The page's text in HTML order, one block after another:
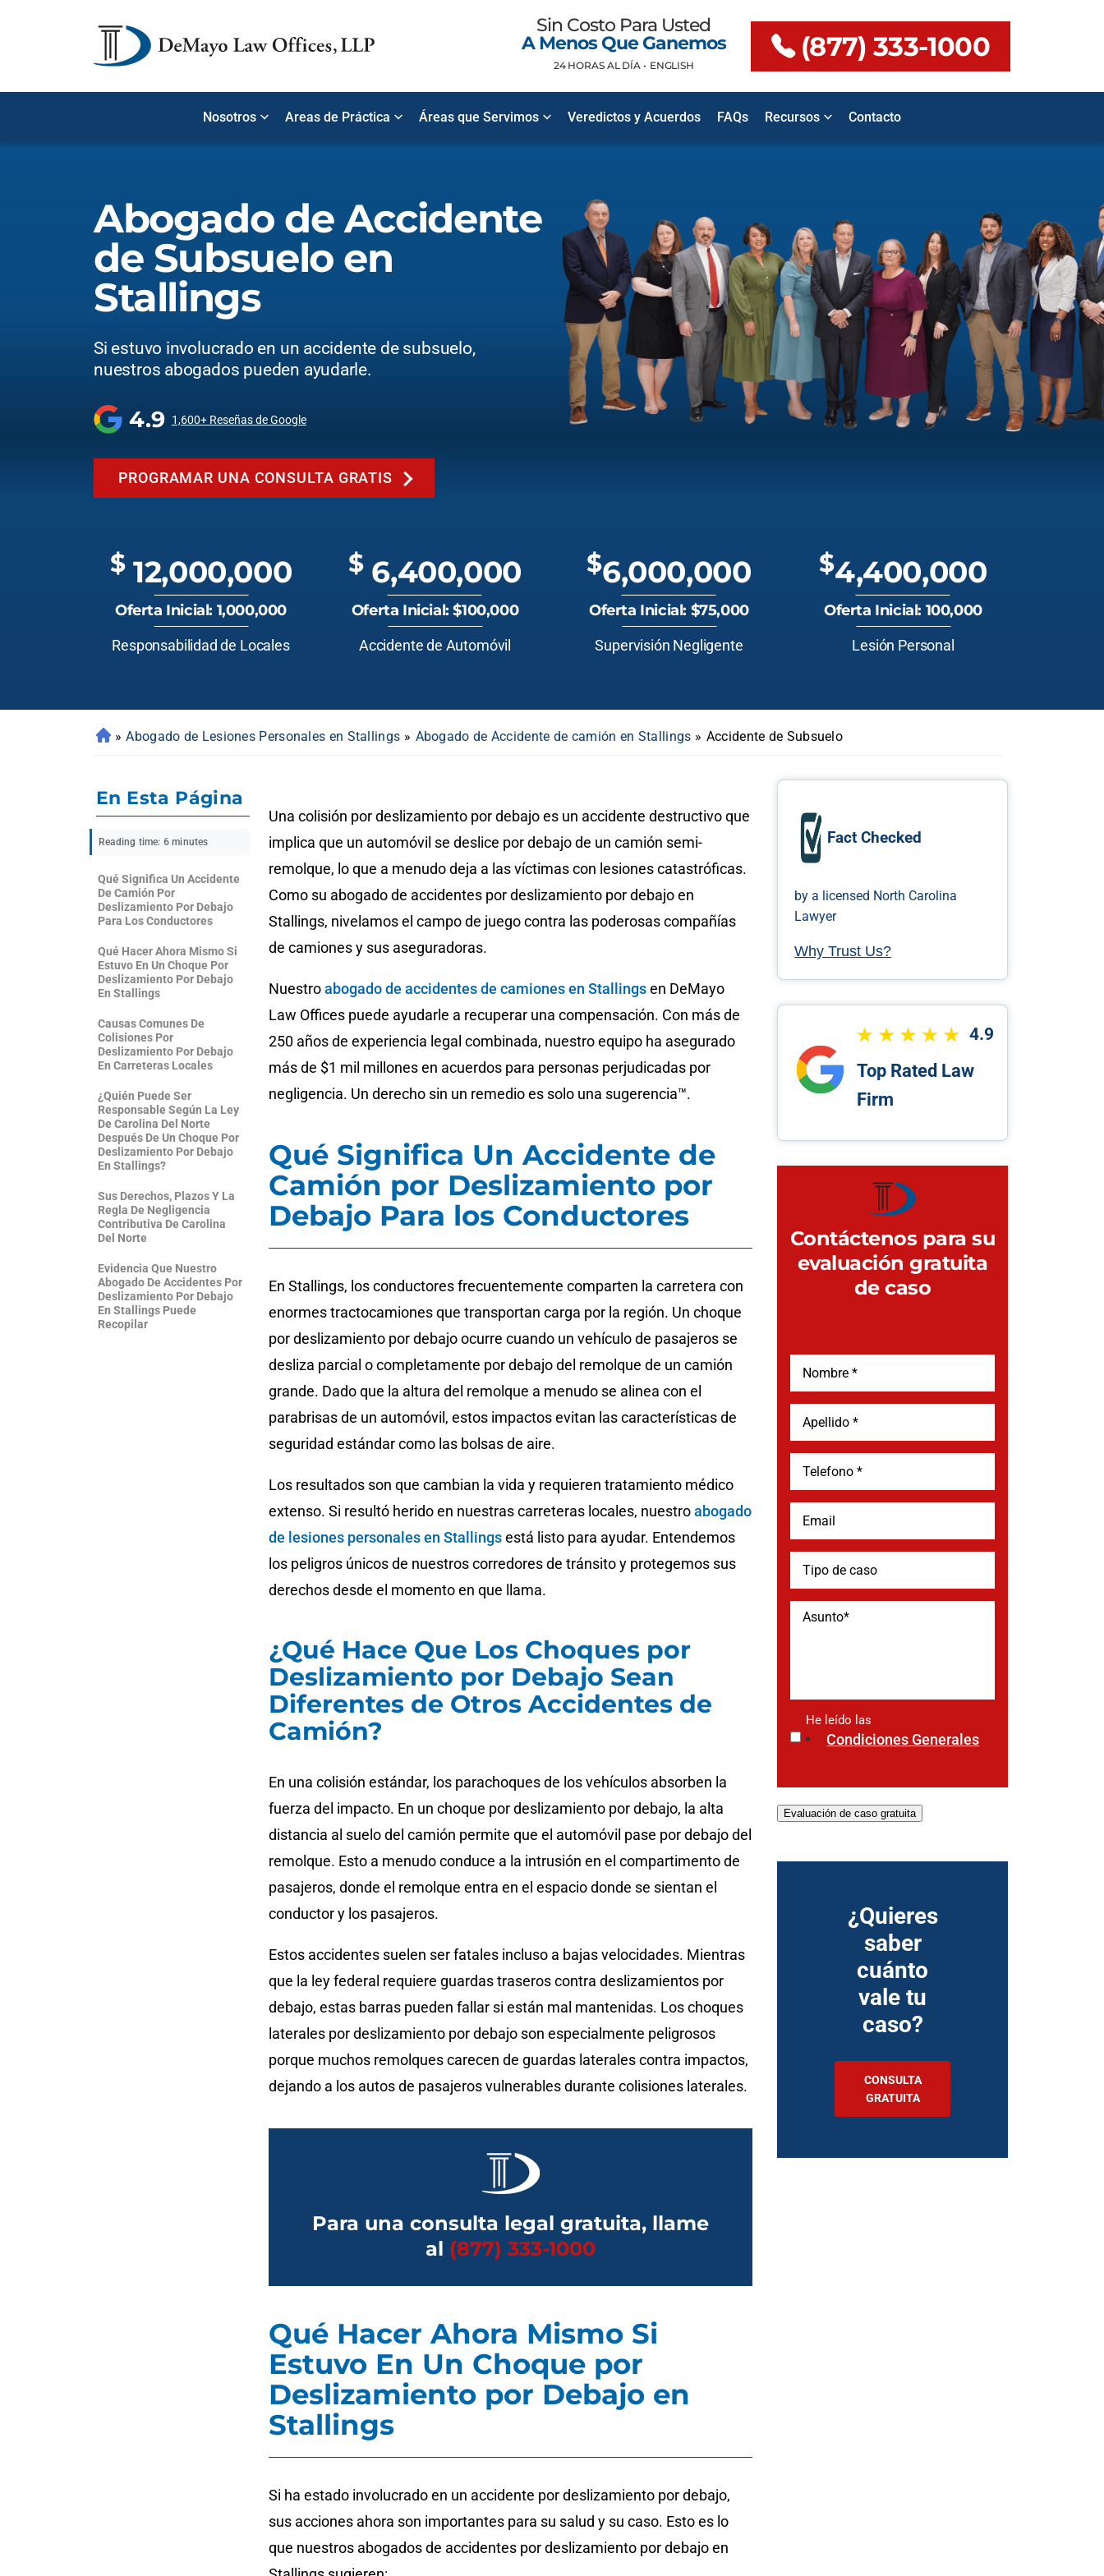
Sin Costo Para Usted
A Menos Que Ganemos
24 HORAS AL DÍA • ENGLISH
(877) 333-1000
Nosotros Areas de Práctica Áreas que Servimos Veredictos y Acuerdos FAQs Recursos Contacto
Abogado de Accidente
de Subsuelo en
Stallings
Si estuvo involucrado en un accidente de subsuelo,
nuestros abogados pueden ayudarle.
4.9 1,600+ Reseñas de Google
PROGRAMAR UNA CONSULTA GRATIS
$12,000,000
Oferta Inicial: 1,000,000
Responsabilidad de Locales
$6,400,000
Oferta Inicial: $100,000
Accidente de Automóvil
$6,000,000
Oferta Inicial: $75,000
Supervisión Negligente
$4,400,000
Oferta Inicial: 100,000
Lesión Personal
» Abogado de Lesiones Personales en Stallings » Abogado de Accidente de camión en Stallings » Accidente de Subsuelo
En Esta Página
Reading time: 6 minutes
Qué Significa Un Accidente
De Camión Por
Deslizamiento Por Debajo
Para Los Conductores
Qué Hacer Ahora Mismo Si
Estuvo En Un Choque Por
Deslizamiento Por Debajo
En Stallings
Causas Comunes De
Colisiones Por
Deslizamiento Por Debajo
En Carreteras Locales
¿Quién Puede Ser
Responsable Según La Ley
De Carolina Del Norte
Después De Un Choque Por
Deslizamiento Por Debajo
En Stallings?
Sus Derechos, Plazos Y La
Regla De Negligencia
Contributiva De Carolina
Del Norte
Evidencia Que Nuestro
Abogado De Accidentes Por
Deslizamiento Por Debajo
En Stallings Puede
Recopilar
Una colisión por deslizamiento por debajo es un accidente destructivo que
implica que un automóvil se deslice por debajo de un camión semi-
remolque, lo que a menudo deja a las víctimas con lesiones catastróficas.
Como su abogado de accidentes por deslizamiento por debajo en
Stallings, nivelamos el campo de juego contra las poderosas compañías
de camiones y sus aseguradoras.
Nuestroabogado de accidentes de camiones en Stallingsen DeMayo
Law Offices puede ayudarle a recuperar una compensación. Con más de
250 años de experiencia legal combinada, nuestro equipo ha asegurado
más de $1 mil millones en acuerdos para personas perjudicadas por
negligencia. Un derecho sin un remedio es solo una sugerencia™.
Qué Significa Un Accidente de
Camión por Deslizamiento por
Debajo Para los Conductores
En Stallings, los conductores frecuentemente comparten la carretera con
enormes tractocamiones que transportan carga por la región. Un choque
por deslizamiento por debajo ocurre cuando un vehículo de pasajeros se
desliza parcial o completamente por debajo del remolque de un camión
grande. Dado que la altura del remolque a menudo se alinea con el
parabrisas de un automóvil, estos impactos evitan las características de
seguridad estándar como las bolsas de aire.
Los resultados son que cambian la vida y requieren tratamiento médico
extenso. Si resultó herido en nuestras carreteras locales, nuestroabogado
de lesiones personales en Stallingsestá listo para ayudar. Entendemos
los peligros únicos de nuestros corredores de tránsito y protegemos sus
derechos desde el momento en que llama.
¿Qué Hace Que Los Choques por
Deslizamiento por Debajo Sean
Diferentes de Otros Accidentes de
Camión?
En una colisión estándar, los parachoques de los vehículos absorben la
fuerza del impacto. En un choque por deslizamiento por debajo, la alta
distancia al suelo del camión permite que el automóvil pase por debajo del
remolque. Esto a menudo conduce a la intrusión en el compartimento de
pasajeros, donde el remolque entra en el espacio donde se sientan el
conductor y los pasajeros.
Estos accidentes suelen ser fatales incluso a bajas velocidades. Mientras
que la ley federal requiere guardas traseros contra deslizamientos por
debajo, estas barras pueden fallar si están mal mantenidas. Los choques
laterales por deslizamiento por debajo son especialmente peligrosos
porque muchos remolques carecen de guardas laterales contra impactos,
dejando a los autos de pasajeros vulnerables durante colisiones laterales.
Para una consulta legal gratuita, llame
al (877) 333-1000
Qué Hacer Ahora Mismo Si
Estuvo En Un Choque por
Deslizamiento por Debajo en
Stallings
Si ha estado involucrado en un accidente por deslizamiento por debajo,
sus acciones ahora son importantes para su salud y su caso. Esto es lo
que nuestros abogados de accidentes por deslizamiento por debajo en
Fact Checked
by a licensed North Carolina
Lawyer
Why Trust Us?
4.9
Top Rated Law
Firm
Contáctenos para su
evaluación gratuita
de caso
He leído las
Condiciones Generales
Evaluación de caso gratuita
¿Quieres
saber
cuánto
vale tu
caso?
CONSULTA
GRATUITA